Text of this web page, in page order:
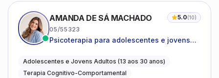
AMANDA DE SÁ MACHADO 5.0(10)
05/55323
Psicoterapia para adolescentes e jovens
autoestima, relações e orientação
profissional
Adolescentes e Jovens Adultos (13 aos 30 anos)
Terapia Cognitivo-Comportamental